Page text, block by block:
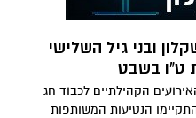
ובני גיל השלישי
ט"ו בשבט
הקהילתיים לכבוד חג
הנטיעות המשותפות